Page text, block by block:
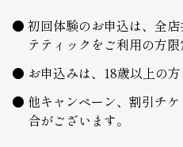
初回体験のお申込は、全
テティックをご利用の方
お申込みは、18歳以上の
他キャンペーン、割引チ
合がございます。